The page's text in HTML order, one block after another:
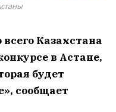
Казахстана
в Астане,
будет
сообщает